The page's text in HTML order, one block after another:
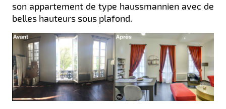
son appartement de type haussmannien avec de
belles hauteurs sous plafond.